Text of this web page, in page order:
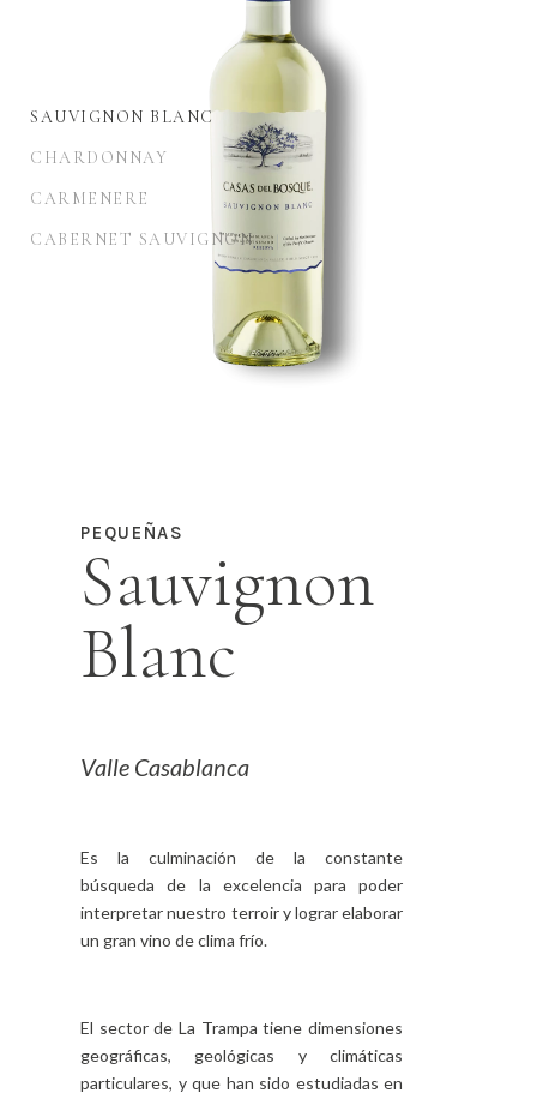
SAUVIGNON BLANC
CHARDONNAY
CARMENERE
CABERNET SAUVIGNON
PEQUEÑAS
Sauvignon
Blanc
Valle Casablanca
Es la culminación de la constante
búsqueda de la excelencia para poder
interpretar nuestro terroir y lograr elaborar
un gran vino de clima frío.
El sector de La Trampa tiene dimensiones
geográficas, geológicas y climáticas
particulares, y que han sido estudiadas en